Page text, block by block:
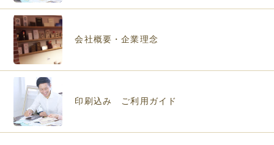
会社概要・企業理念
印刷込み ご利用ガイド